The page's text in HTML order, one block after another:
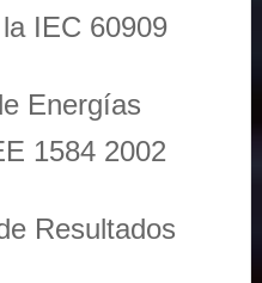
IEC 60909
Energías
1584 2002
Resultados